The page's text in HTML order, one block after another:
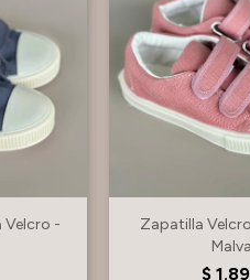
Velcro -
Zapatilla
Malva
$